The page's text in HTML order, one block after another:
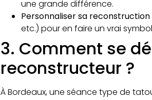
une grande différence.​
Personnaliser sa reconstruction
etc.) pour en faire un vrai
3. Comment se
reconstructeur ?
À Bordeaux, une séance type de